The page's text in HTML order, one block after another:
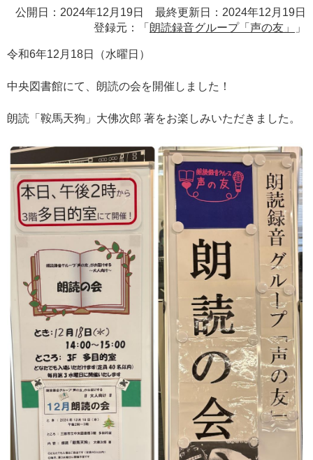
公開日：2024年12月19日 最終更新日：2024年12月19日
登録元：「 朗読録音グループ「声の友」 」
令和6年12月18日（水曜日）
中央図書館にて、朗読の会を開催しました！
朗読「鞍馬天狗」大佛次郎 著をお楽しみいただきました。